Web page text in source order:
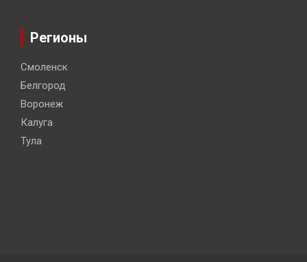
Регионы
Смоленск
Белгород
Воронеж
Калуга
Тула